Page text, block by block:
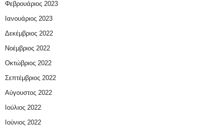
Φεβρουάριος 2023
Ιανουάριος 2023
Δεκέμβριος 2022
Νοέμβριος 2022
Οκτώβριος 2022
Σεπτέμβριος 2022
Αύγουστος 2022
Ιούλιος 2022
Ιούνιος 2022